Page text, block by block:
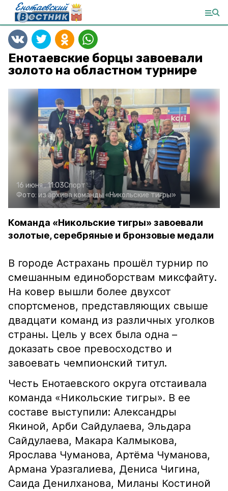
Енотаевские борцы завоевали
золото на областном турнире
16 июня , 11:03Спорт
Фото: из архива команды «Никольские тигры»
Команда «Никольские тигры» завоевали
золотые, серебряные и бронзовые медали
В городе Астрахань прошёл турнир по
смешанным единоборствам миксфайту.
На ковер вышли более двухсот
спортсменов, представляющих свыше
двадцати команд из различных уголков
страны. Цель у всех была одна –
доказать свое превосходство и
завоевать чемпионский титул.
Честь Енотаевского округа отстаивала
команда «Никольские тигры». В ее
составе выступили: Александры
Якиной, Арби Сайдулаева, Эльдара
Сайдулаева, Макара Калмыкова,
Ярослава Чуманова, Артёма Чуманова,
Армана Уразгалиева, Дениса Чигина,
Саида Денилханова, Миланы Костиной